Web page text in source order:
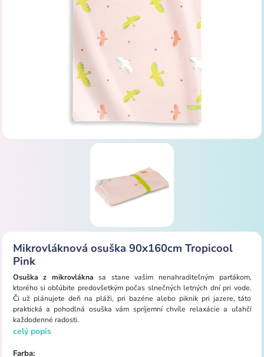
Mikrovláknová osuška 90x160cm Tropicool
Pink
Osuška z mikrovlákna sa stane vašim nenahraditeľným parťákom,
ktorého si obľúbite predovšetkým počas slnečných letných dní pri vode.
Či už plánujete deň na pláži, pri bazéne alebo piknik pri jazere, táto
praktická a pohodlná osuška vám spríjemní chvíle relaxácie a uľahčí
každodenné radosti.
celý popis
Farba: